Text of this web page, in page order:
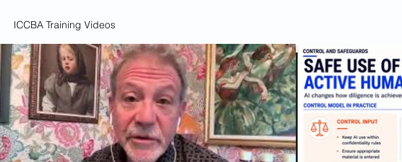
ICCBA Training Videos
Lire la vidéo